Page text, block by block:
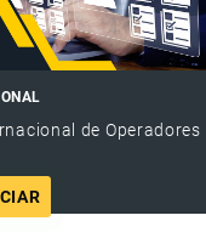
de Operadores